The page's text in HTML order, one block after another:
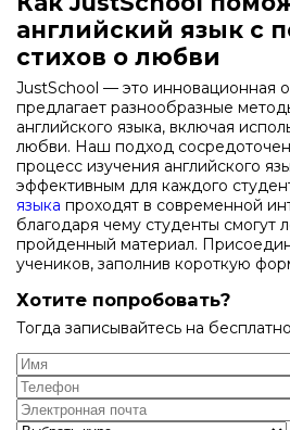
английский язык с
стихов о любви
JustSchool — это инновационная
предлагает разнообразные
английского языка, включая
любви. Наш подход
процесс изучения английского
эффективным для каждого
языка проходят в современной
благодаря чему студенты смогут
пройденный материал.
учеников, заполнив короткую
Хотите попробовать?
Тогда записывайтесь на